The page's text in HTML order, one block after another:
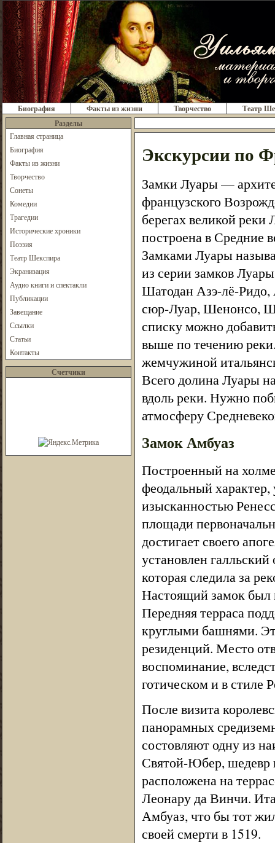
Биография Факты из жизни Творчество
Театр
Разделы
Главная страница
Биография
Факты из жизни
Творчество
Сонеты
Комедии
Трагедии
Исторические хроники
Поэзия
Театр Шекспира
Экранизация
Аудио книги и спектакли
Публикации
Завещание
Ссылки
Статьи
Контакты
Счетчики
Экскурсии по
Замки Луары —
французского
берегах великой
построена в Средние
Замками Луары
из серии замков
Шатодан Азэ-лё-
сюр-Луар, Шенонсо,
списку можно
выше по течению
жемчужиной
Всего долина Луары
вдоль реки. Нужно
атмосферу
Замок Амбуаз
Построенный на
феодальный
изысканностью
площади
достигает своего
установлен
которая следила за
Настоящий замок
Передняя терраса
круглыми башнями.
резиденций. Место
воспоминание,
готическом и в стиле
После визита
панорамных
состовляют одну из
Святой-Юбер, шедевр
расположена на
Леонару да Винчи.
Амбуаз, что бы тот
своей смерти в 1519.